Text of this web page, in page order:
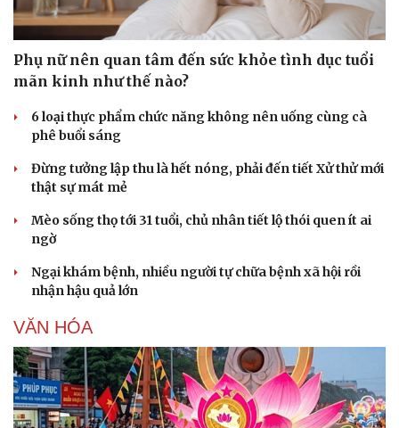
Phụ nữ nên quan tâm đến sức khỏe tình dục tuổi
mãn kinh như thế nào?
6 loại thực phẩm chức năng không nên uống cùng cà
phê buổi sáng
Đừng tưởng lập thu là hết nóng, phải đến tiết Xử thử mới
thật sự mát mẻ
Mèo sống thọ tới 31 tuổi, chủ nhân tiết lộ thói quen ít ai
ngờ
Ngại khám bệnh, nhiều người tự chữa bệnh xã hội rồi
nhận hậu quả lớn
VĂN HÓA